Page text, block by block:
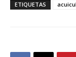
ETIQUETAS